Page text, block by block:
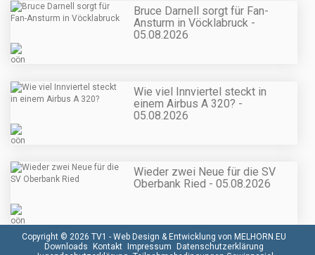
Bruce Darnell sorgt für Fan-
Ansturm in Vöcklabruck -
05.08.2026
Wie viel Innviertel steckt in
einem Airbus A 320? -
05.08.2026
Wieder zwei Neue für die SV
Oberbank Ried - 05.08.2026
Copyright © 2026 TV1 - Web Design & Entwicklung von MELHORN.EU
Downloads
Kontakt Impressum
Datenschutzerklärung